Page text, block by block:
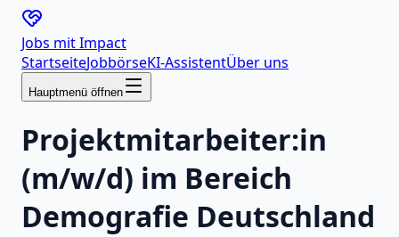
Jobs mitImpact
StartseiteJobbörseKI-AssistentÜber uns
Hauptmenü öffnen
Projektmitarbeiter:in
(m/w/d) im Bereich
Demografie Deutschland